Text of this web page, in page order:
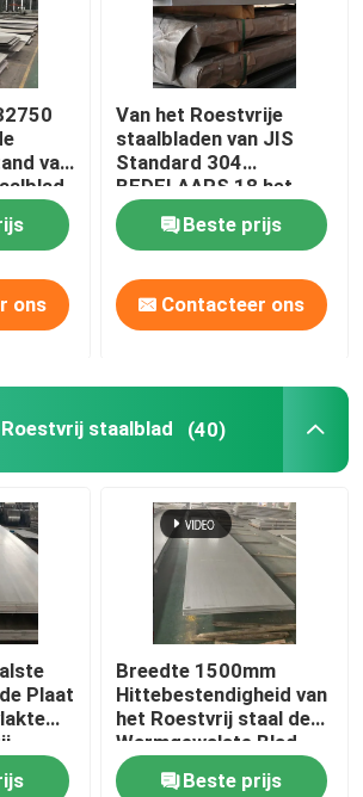
van
ons
Van het Roestvrije
staalbladen van JIS
Standard 304
BEDELAARS 18 het
Metaal van het Maat
Koudgewalste Blad
Beste prijs
Contacteer ons
staalblad (40)
Plaat
Breedte 1500mm
Hittebestendigheid van
het Roestvrij staal de
Warmgewalste Blad
ODM
Beste prijs